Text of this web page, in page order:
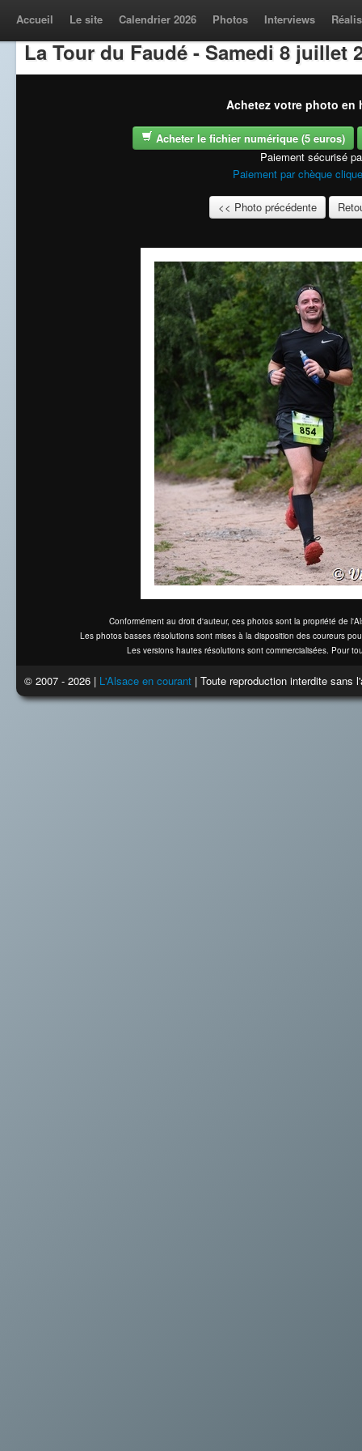
Accueil Le site Calendrier 2026 Photos Interviews
La Tour du Faudé - Samedi 8 juillet
Achetez votre photo en
Acheter le fichier numérique (5 euros)
Paiement sécurisé
Paiement par chèque
<< Photo précédente
Conformément au droit d'auteur, ces photos sont la propriété de
Les photos basses résolutions sont mises à la disposition des coureurs
Les versions hautes résolutions sont commercialisées. Pour
© 2007 - 2026 | L'Alsace en courant | Toute reproduction interdite sans